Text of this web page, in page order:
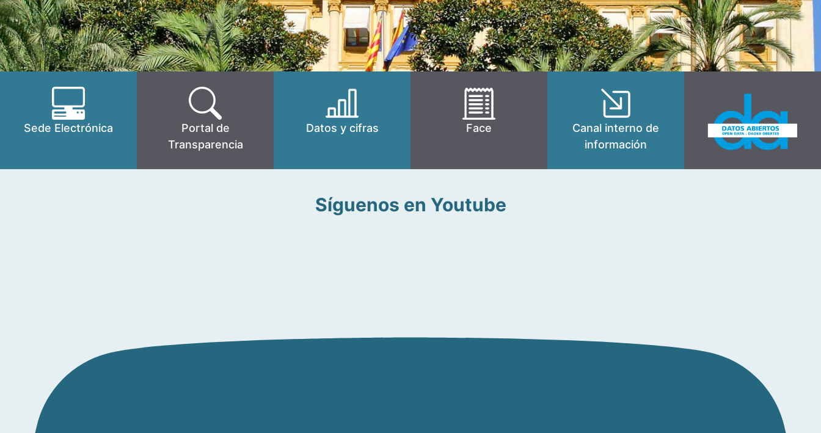
Sede Electrónica
Portal de
Transparencia
Datos y cifras Face
Canal interno de
información
Síguenos en Youtube